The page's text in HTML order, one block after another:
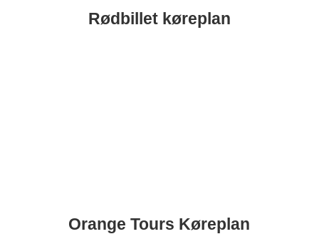
Rødbillet køreplan
Orange Tours Køreplan